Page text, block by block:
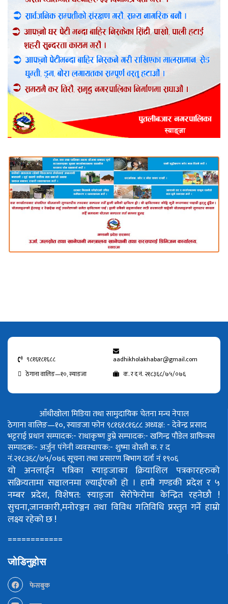
९८१६१८१६८८
aadhikholakhabar@gmail.com
ठेगाना वालिङ—१०, स्याङजा
क. र द नं. २१८३६८/७५/०७६
आँधीखोला मिडिया तथा सामुदायिक चेतना मन्च नेपाल
ठेगाना वालिङ—१०, स्याङजा फोन ९८१६१८१६८८अध्यक्ष: - देवेन्द्र प्रसाद
भट्टराईप्रधान सम्पादक:- राधाकृष्ण डुम्रेसम्पादक:- खगिन्द्र पौडेलग्राफिक्स
सम्पादक:- अर्जुन पंगेनीव्यवस्थापक:- शुष्मा वोस्तीक. र द
नं.२१८३६८/७५/०७६सूचना तथा प्रसारण बिभाग दर्ता नं १९०६
यो अनलाईन पत्रिका स्याङ्जाका क्रियाशिल पत्रकारहरुको
सक्रियतामा सञ्चालनमा ल्याईएको हो । हामी गण्डकी प्रदेश र ५
नम्बर प्रदेश, विशेषत: स्याङ्जा सेरोफेरोमा केन्द्रित रहनेछौ !
सुचना,जानकारी,मनोरञ्जन तथा विविध गतिविधि प्रस्तुत गर्ने हाम्रो
लक्ष्य रहेको छ !
============
जोडिनुहोस
फेसबुक